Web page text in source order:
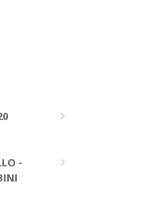
-